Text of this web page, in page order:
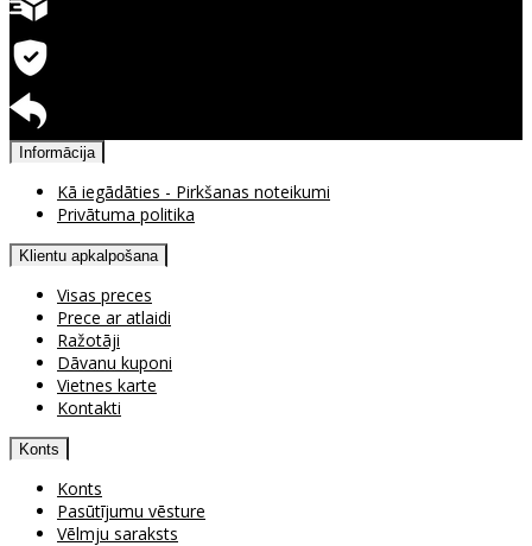
Informācija
Kā iegādāties - Pirkšanas noteikumi
Privātuma politika
Klientu apkalpošana
Visas preces
Prece ar atlaidi
Ražotāji
Dāvanu kuponi
Vietnes karte
Kontakti
Konts
Konts
Pasūtījumu vēsture
Vēlmju saraksts